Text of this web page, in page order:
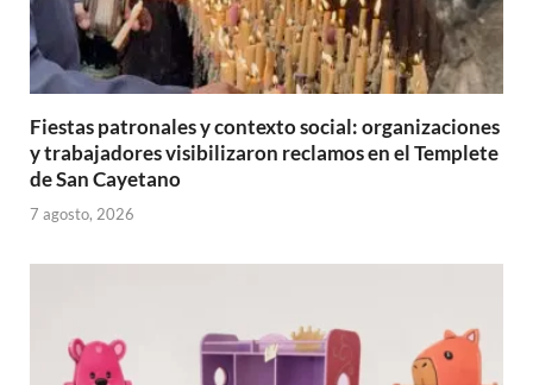
Fiestas patronales y contexto social: organizaciones
y trabajadores visibilizaron reclamos en el Templete
de San Cayetano
7 agosto, 2026